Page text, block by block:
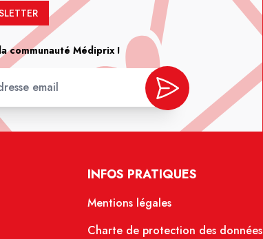
communauté Médiprix !
INFOS PRATIQUES
Mentions légales
Charte de protection des données